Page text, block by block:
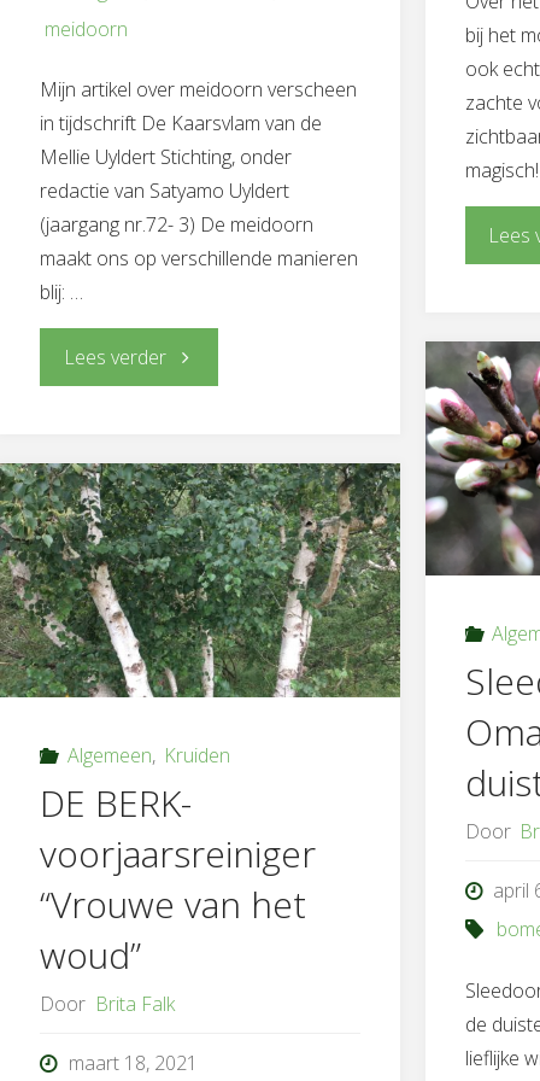
bij het
ook
zachte
Lees
meidoorn
Mijn artikel over meidoorn verscheen
in tijdschrift De Kaarsvlam van de
Mellie Uyldert Stichting, onder
redactie van Satyamo Uyldert
(jaargang nr.72- 3) De meidoorn
maakt ons op verschillende manieren
blij: …
Lees verder"Meidoorn-
krachtgever"
Door
april
de
lieflijke
Algemeen, Kruiden
DE BERK-
voorjaarsreiniger
“Vrouwe van het
woud”
Door Brita Falk
maart 18, 2021